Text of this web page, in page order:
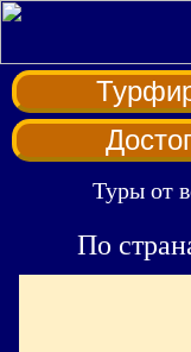
Туры от
По